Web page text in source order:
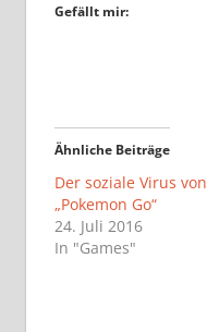
Gefällt mir:
Ähnliche Beiträge
Der soziale Virus von
„Pokemon Go“
24. Juli 2016
In "Games"